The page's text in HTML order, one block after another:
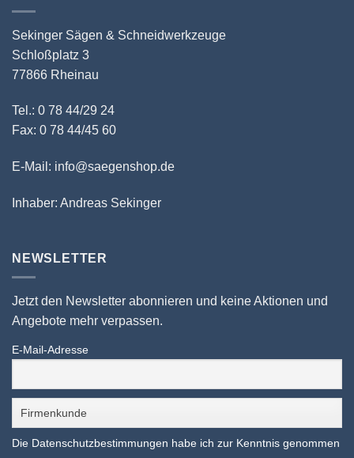
Sekinger Sägen & Schneidwerkzeuge
Schloßplatz 3
77866 Rheinau
Tel.: 0 78 44/29 24
Fax: 0 78 44/45 60
E-Mail: info@saegenshop.de
Inhaber: Andreas Sekinger
NEWSLETTER
Jetzt den Newsletter abonnieren und keine Aktionen und
Angebote mehr verpassen.
E-Mail-Adresse
Die Datenschutzbestimmungen habe ich zur Kenntnis genommen